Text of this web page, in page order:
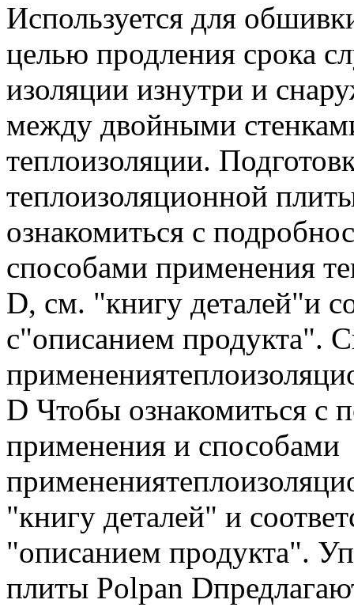
Используется для
целью продления срока
изоляции изнутри и
между двойными
теплоизоляции.
теплоизоляционной
ознакомиться с
способами применения
D, см. "книгу деталей"и
с"описанием продукта".
D Чтобы ознакомиться с
применения и способами
"книгу деталей" и
"описанием продукта".
плиты Polpan